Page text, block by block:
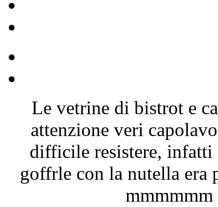
Le vetrine di bistrot e
attenzione veri
difficile resistere, infatti
goffrle con la nutella